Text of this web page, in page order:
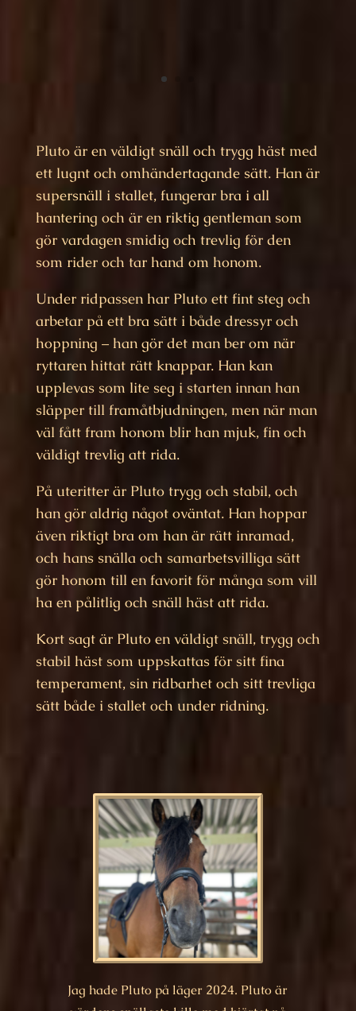
Pluto är en väldigt snäll och trygg häst med
ett lugnt och omhändertagande sätt. Han är
supersnäll i stallet, fungerar bra i all
hantering och är en riktig gentleman som
gör vardagen smidig och trevlig för den
som rider och tar hand om honom.
Under ridpassen har Pluto ett fint steg och
arbetar på ett bra sätt i både dressyr och
hoppning – han gör det man ber om när
ryttaren hittat rätt knappar. Han kan
upplevas som lite seg i starten innan han
släpper till framåtbjudningen, men när man
väl fått fram honom blir han mjuk, fin och
väldigt trevlig att rida.
På uteritter är Pluto trygg och stabil, och
han gör aldrig något oväntat. Han hoppar
även riktigt bra om han är rätt inramad,
och hans snälla och samarbetsvilliga sätt
gör honom till en favorit för många som vill
ha en pålitlig och snäll häst att rida.
Kort sagt är Pluto en väldigt snäll, trygg och
stabil häst som uppskattas för sitt fina
temperament, sin ridbarhet och sitt trevliga
sätt både i stallet och under ridning.
Jag hade Pluto på läger 2024. Pluto är